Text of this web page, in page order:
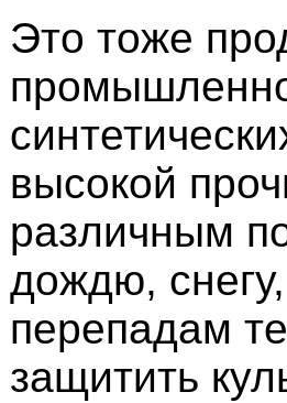
Это тоже
высокой
различным
дождю,
перепадам
защитить